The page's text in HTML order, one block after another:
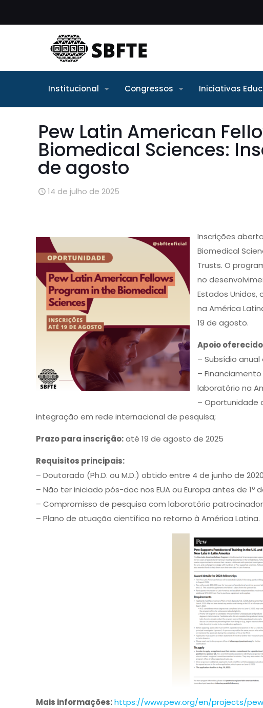
Institucional Congressos Iniciativas
Pew Latin American
Biomedical Sciences:
de agosto
14 de julho de 2025
Inscrições
Biomedical
Trusts. O
no
Estados
na América
19 de agosto.
Apoio
– Subsídio anual
–
laboratório na
– Oportunidade
integração em rede internacional de pesquisa;
Prazo para inscrição:até 19 de agosto de 2025
Requisitos principais:
– Doutorado (Ph.D. ou M.D.) obtido entre 4 de junho de
– Não ter iniciado pós-doc nos EUA ou Europa antes de 1º
– Compromisso de pesquisa com laboratório patrocinador
– Plano de atuação científica no retorno à América Latina.
Mais informações: https://www.pew.org/en/projects/